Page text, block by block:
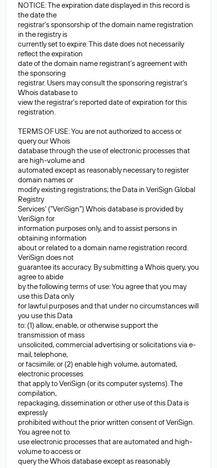
NOTICE: The expiration date displayed in this record is
the date the
registrar's sponsorship of the domain name registration
in the registry is
currently set to expire. This date does not necessarily
reflect the expiration
date of the domain name registrant's agreement with
the sponsoring
registrar. Users may consult the sponsoring registrar's
Whois database to
view the registrar's reported date of expiration for this
registration.
TERMS OF USE: You are not authorized to access or
query our Whois
database through the use of electronic processes that
are high-volume and
automated except as reasonably necessary to register
domain names or
modify existing registrations; the Data in VeriSign Global
Registry
Services' ("VeriSign") Whois database is provided by
VeriSign for
information purposes only, and to assist persons in
obtaining information
about or related to a domain name registration record.
VeriSign does not
guarantee its accuracy. By submitting a Whois query, you
agree to abide
by the following terms of use: You agree that you may
use this Data only
for lawful purposes and that under no circumstances will
you use this Data
to: (1) allow, enable, or otherwise support the
transmission of mass
unsolicited, commercial advertising or solicitations via e-
mail, telephone,
or facsimile; or (2) enable high volume, automated,
electronic processes
that apply to VeriSign (or its computer systems). The
compilation,
repackaging, dissemination or other use of this Data is
expressly
prohibited without the prior written consent of VeriSign.
You agree not to
use electronic processes that are automated and high-
volume to access or
query the Whois database except as reasonably